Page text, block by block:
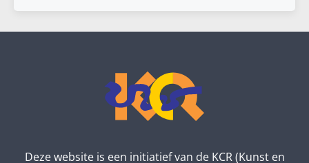
Deze website is een initiatief van de KCR (Kunst en